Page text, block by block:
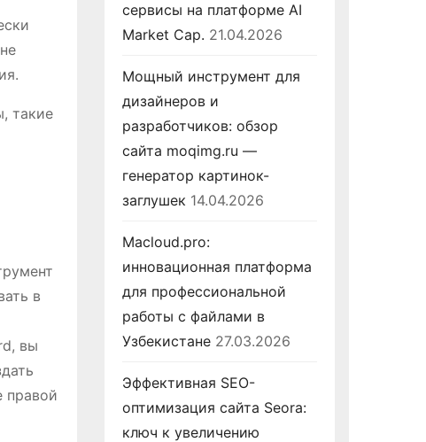
такие
в
вы
правой
сервисы на платформе AI
Market Cap. 21.04.2026
Мощный инструмент для
дизайнеров и
разработчиков: обзор
сайта moqimg.ru —
генератор картинок-
заглушек 14.04.2026
Macloud.pro:
инновационная платформа
для профессиональной
работы с файлами в
Узбекистане 27.03.2026
Эффективная SEO-
оптимизация сайта Seora:
ключ к увеличению